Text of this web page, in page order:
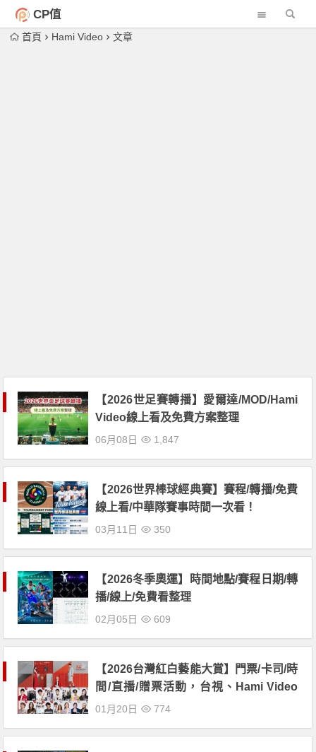
CP值
首頁 Hami Video 文章
【2026世足賽轉播】愛爾達/MOD/Hami
Video線上看及免費方案整理
06月08日 1,847
【2026世界棒球經典賽】賽程/轉播/免費
線上看/中華隊賽事時間一次看！
03月11日 350
【2026冬季奧運】時間地點/賽程日期/轉
播/線上/免費看整理
02月05日 609
【2026台灣紅白藝能大賞】門票/卡司/時
間/直播/贈票活動，台視、Hami Video
播出！
01月20日 774